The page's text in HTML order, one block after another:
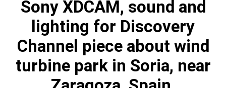
Sony XDCAM, sound and
lighting for Discovery
Channel piece about wind
turbine park in Soria, near